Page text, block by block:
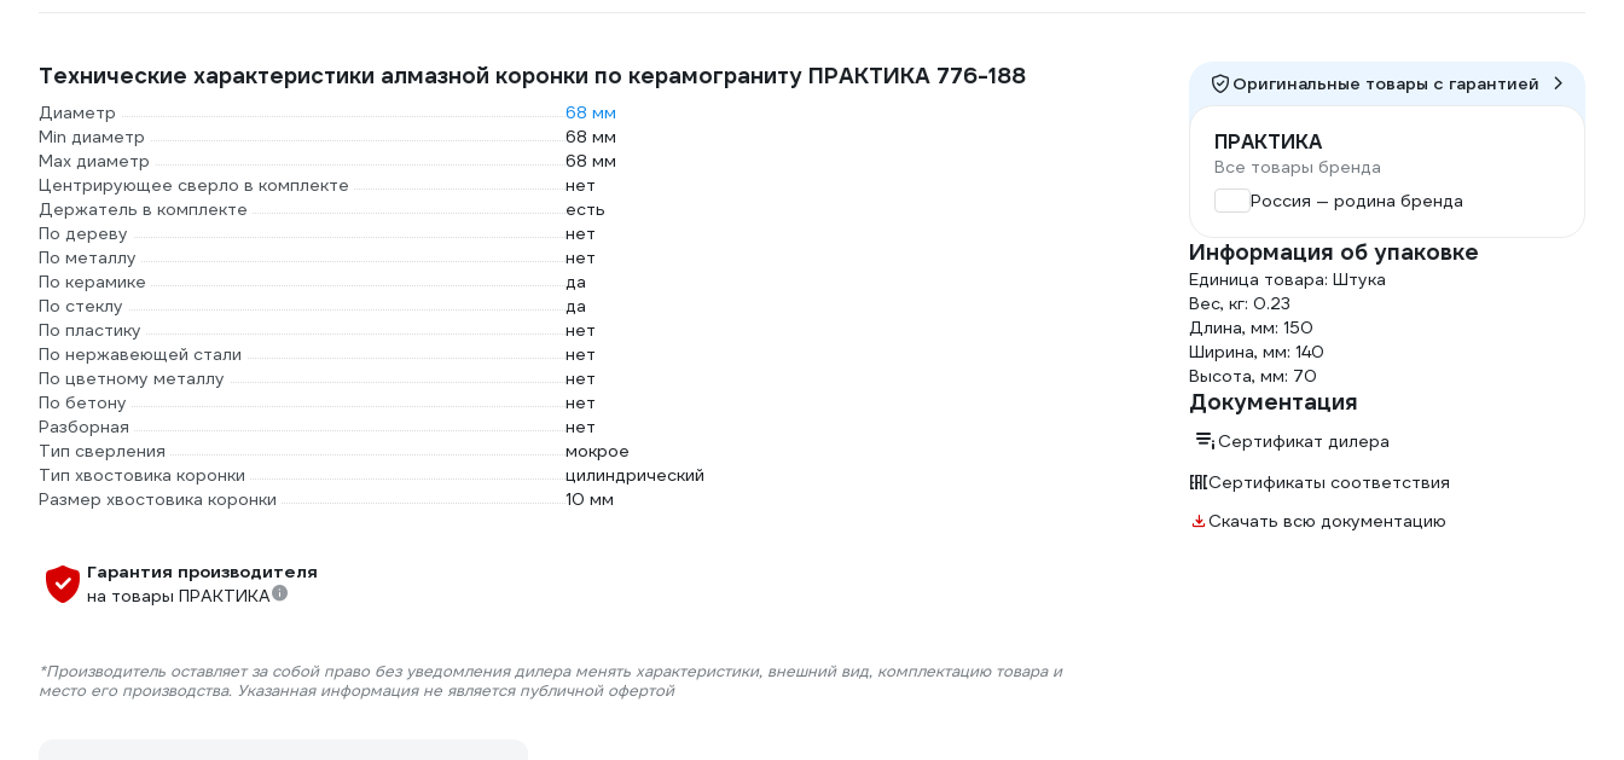
Технические характеристики алмазной коронки по керамограниту ПРАКТИКА 776-188
Диаметр
68 мм
Min диаметр
68 мм
Max диаметр
68 мм
Центрирующее сверло в комплекте
нет
Держатель в комплекте
есть
По дереву
нет
По металлу
нет
По керамике
да
По стеклу
да
По пластику
нет
По нержавеющей стали
нет
По цветному металлу
нет
По бетону
нет
Разборная
нет
Тип сверления
мокрое
Тип хвостовика коронки
цилиндрический
Размер хвостовика коронки
10 мм
Гарантия производителя
на товары ПРАКТИКА
*Производитель оставляет за собой право без уведомления дилера менять характеристики, внешний вид, комплектацию товара и
место его производства. Указанная информация не является публичной офертой
Оригинальные товары c гарантией
ПРАКТИКА
Все товары бренда
Россия — родина бренда
Информация об упаковке
Единица товара: Штука
Вес, кг: 0.23
Длина, мм: 150
Ширина, мм: 140
Высота, мм: 70
Документация
Сертификат дилера
Сертификаты соответствия
Скачать всю документацию